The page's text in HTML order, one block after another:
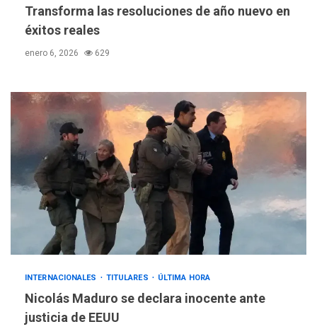
Transforma las resoluciones de año nuevo en
éxitos reales
enero 6, 2026 629
INTERNACIONALES TITULARES ÚLTIMA HORA
Nicolás Maduro se declara inocente ante
justicia de EEUU